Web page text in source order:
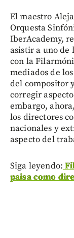
El maestro
Orquesta
IberAcademy,
asistir a uno de
con la
mediados de
del compositor
corregir
embargo,
los directores
nacionales y
aspecto del
Siga leyendo:
paisa como